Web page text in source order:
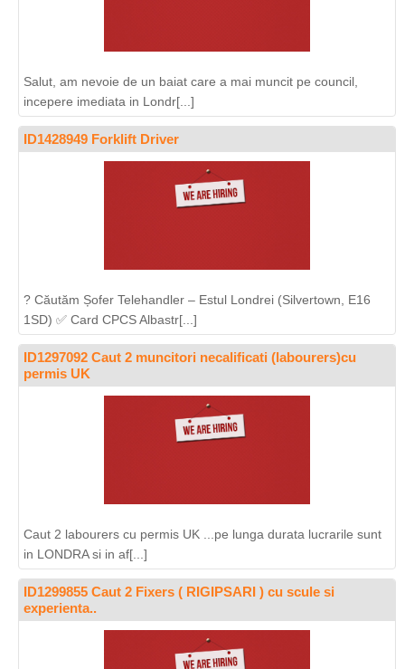
Salut, am nevoie de un baiat care a mai muncit pe council,
incepere imediata in Londr[...]
ID1428949 Forklift Driver
? Căutăm Șofer Telehandler – Estul Londrei (Silvertown, E16
1SD) ✅ Card CPCS Albastr[...]
ID1297092 Caut 2 muncitori necalificati (labourers)cu
permis UK
Caut 2 labourers cu permis UK ...pe lunga durata lucrarile sunt
in LONDRA si in af[...]
ID1299855 Caut 2 Fixers ( RIGIPSARI ) cu scule si
experienta..